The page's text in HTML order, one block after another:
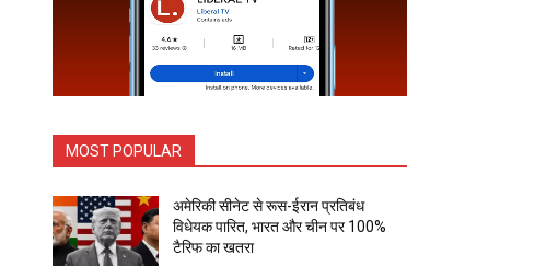
MOST POPULAR
अमेरिकी सीनेट से रूस-ईरान प्रतिबंध
विधेयक पारित, भारत और चीन पर 100%
टैरिफ का खतरा